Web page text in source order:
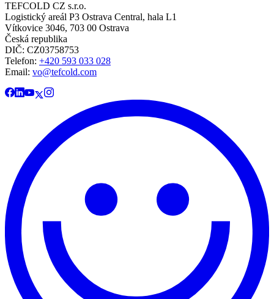
TEFCOLD CZ s.r.o.
Logistický areál P3 Ostrava Central, hala L1
Vítkovice 3046, 703 00 Ostrava
Česká republika
DIČ: CZ03758753​​​​​​
Telefon: +420 593 033 028
Email: vo@tefcold.com